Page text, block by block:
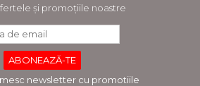
și promoțiile noastre
newsletter cu promotiile